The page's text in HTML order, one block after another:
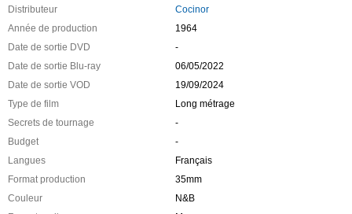
Distributeur
Cocinor
Année de production
1964
Date de sortie DVD
-
Date de sortie Blu-ray
06/05/2022
Date de sortie VOD
19/09/2024
Type de film
Long métrage
Secrets de tournage
-
Budget
-
Langues
Français
Format production
35mm
Couleur
N&B